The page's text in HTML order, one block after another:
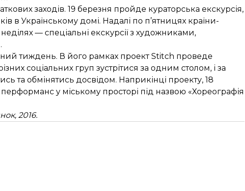
заходів. 19 березня пройде кураторська екскурсія,
в Українському домі. Надалі по п’ятницях країни-
— спеціальні екскурсії з художниками,
тиждень. В його рамках проект Stitch проведе
соціальних груп зустрітися за одним столом, і за
та обмінятись досвідом. Наприкінці проекту, 18
у міському просторі під назвою «Хореографія
2016.